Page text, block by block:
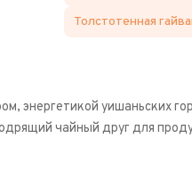
Толстотенная
энергетикой уишаньских
чайный друг для